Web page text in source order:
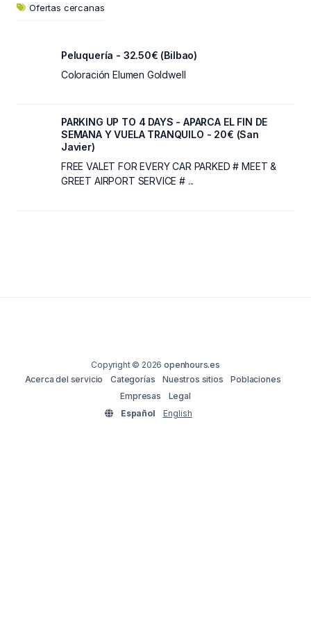
Ofertas cercanas
Peluquería - 32.50€ (Bilbao)
Coloración Elumen Goldwell
PARKING UP TO 4 DAYS - APARCA EL FIN DE
SEMANA Y VUELA TRANQUILO - 20€ (San
Javier)
FREE VALET FOR EVERY CAR PARKED # MEET &
GREET AIRPORT SERVICE # ...
Copyright © 2026openhours.es
Acerca del servicio
Categorías Nuestros sitios
Poblaciones
Empresas
Legal
Español
English